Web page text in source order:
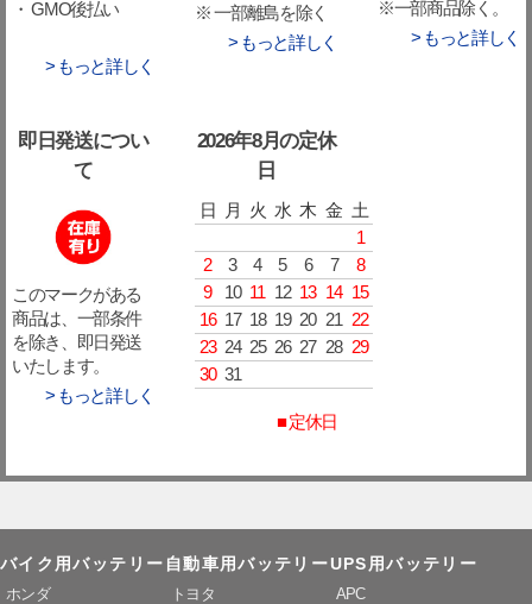
・ GMO後払い
> もっと詳しく
※ 一部離島を除く
> もっと詳しく
※一部商品除く。
> もっと詳しく
即日発送につい
て
このマークがある
商品は、一部条件
を除き、即日発送
いたします。
> もっと詳しく
2026年8月の定休
日
日 月 火 水 木 金 土
1
2
3 4 5 6 7
8
9
10 11 12 13 14 15
16 17 18 19 20 21 22
23 24 25 26 27 28 29
30 31
■ 定休日
バイク用バッテリー
ホンダ
自動車用バッテリー
トヨタ
UPS用バッテリー
APC